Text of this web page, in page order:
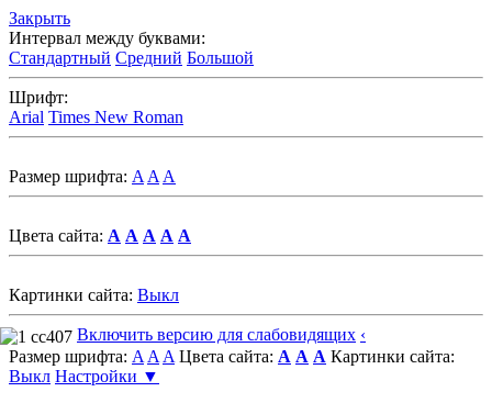
Закрыть
Интервал между буквами:
Стандартный Средний Большой
Шрифт:
Arial Times New Roman
Размер шрифта: A A A
Цвета сайта: A A A A A
Картинки сайта: Выкл
Включить версию для слабовидящих ‹
Размер шрифта: A A A Цвета сайта: A A A Картинки сайта:
Выкл Настройки ▼